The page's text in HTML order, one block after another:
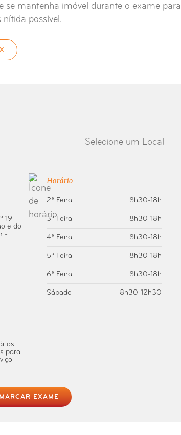
se mantenha imóvel durante o exame para
possível.
Selecione um Local
19
e do
-
Horário
2ª Feira 8h30-18h
3ª Feira 8h30-18h
4ª Feira 8h30-18h
5ª Feira 8h30-18h
6ª Feira 8h30-18h
Sábado 8h30-12h30
para
MARCAR EXAME